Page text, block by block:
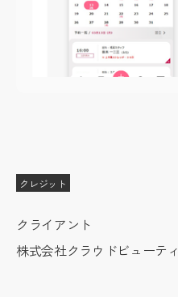
クレジット
クライアント
株式会社クラウドビューティ